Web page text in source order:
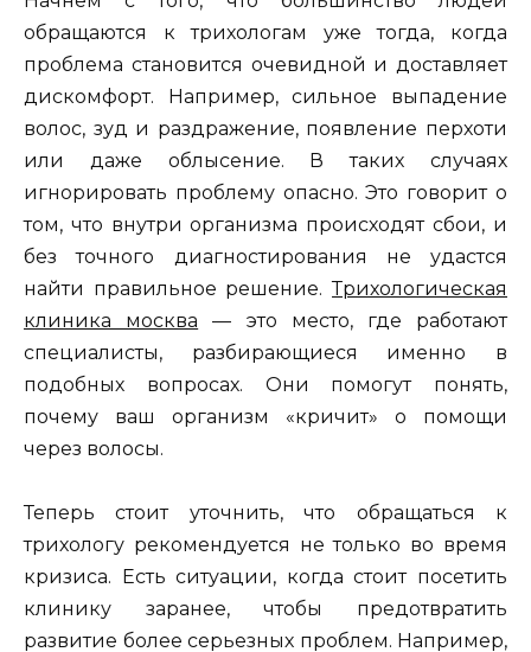
обращаются к трихологам уже тогда, когда
проблема становится очевидной и доставляет
дискомфорт. Например, сильное выпадение
волос, зуд и раздражение, появление перхоти
или даже облысение. В таких случаях
игнорировать проблему опасно. Это говорит о
том, что внутри организма происходят сбои, и
без точного диагностирования не удастся
найти правильное решение.Трихологическая
клиника москва — это место, где работают
специалисты, разбирающиеся именно в
подобных вопросах. Они помогут понять,
почему ваш организм «кричит» о помощи
через волосы.
Теперь стоит уточнить, что обращаться к
трихологу рекомендуется не только во время
кризиса. Есть ситуации, когда стоит посетить
клинику заранее, чтобы предотвратить
развитие более серьезных проблем. Например,